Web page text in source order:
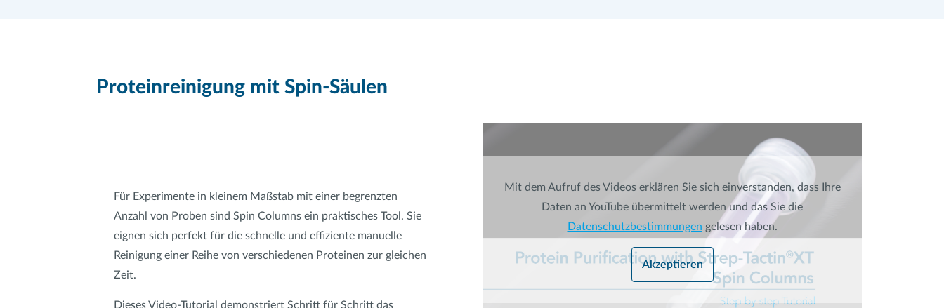
Proteinreinigung mit Spin-Säulen
Mit dem Aufruf des Videos erklären Sie sich einverstanden, dass Ihre
Daten an YouTube übermittelt werden und das Sie die
Datenschutzbestimmungen gelesen haben.
Akzeptieren
Für Experimente in kleinem Maßstab mit einer begrenzten
Anzahl von Proben sind Spin Columns ein praktisches Tool. Sie
eignen sich perfekt für die schnelle und effiziente manuelle
Reinigung einer Reihe von verschiedenen Proteinen zur gleichen
Zeit.
Dieses Video-Tutorial demonstriert Schritt für Schritt das